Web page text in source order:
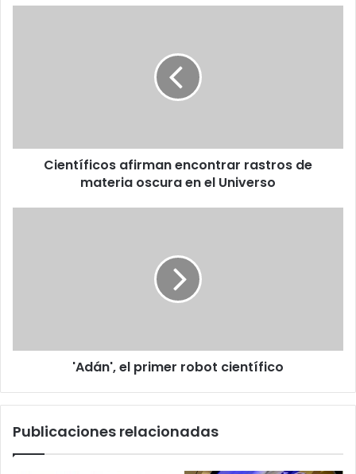
el
UniversoCientíficos afirman encontrar rastros de
materia oscura en el Universo
'Adán', el primer robot científico
Publicaciones relacionadas